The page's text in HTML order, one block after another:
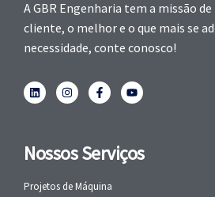
A GBR Engenharia tem a missão
cliente, o melhor e o que mais se
necessidade, conte conosco!
Nossos Serviços
Projetos de Máquina